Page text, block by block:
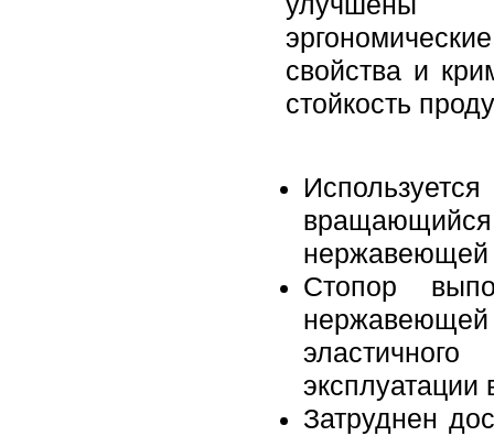
эргономические
свойства и
стойкость
нержавеющей
Стопор
эксплуатации
Затруднен